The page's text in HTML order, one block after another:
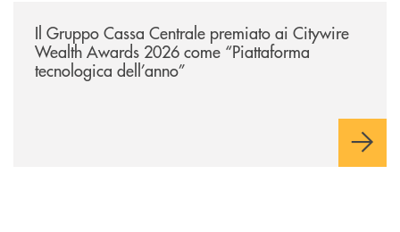
Il Gruppo Cassa Centrale premiato ai Citywire
Wealth Awards 2026 come “Piattaforma
tecnologica dell’anno”